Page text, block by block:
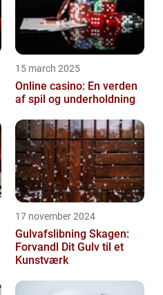
15 march 2025
Online casino: En verden
af spil og underholdning
17 november 2024
Gulvafslibning Skagen:
Forvandl Dit Gulv til et
Kunstværk